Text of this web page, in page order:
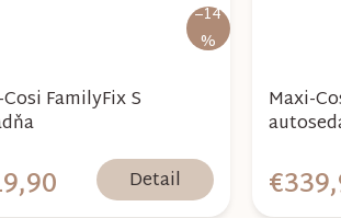
–14
%
FamilyFix S
Detail
Maxi-